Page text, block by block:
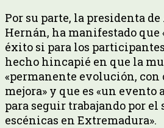
Por su parte, la presidenta de
Hernán, ha manifestado que
éxito si para los
hecho hincapié en que la
«permanente evolución, con
mejora» y que es «un
para seguir trabajando por el
escénicas en Extremadura».